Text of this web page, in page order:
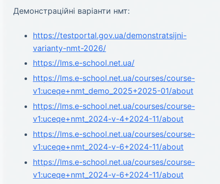
Демонстраційні варіанти нмт:
https://testportal.gov.ua/demonstratsijni-
varianty-nmt-2026/
https://lms.e-school.net.ua/
https://lms.e-school.net.ua/courses/course-
v1:uceqe+nmt_demo_2025+2025-01/about
https://lms.e-school.net.ua/courses/course-
v1:uceqe+nmt_2024-v-4+2024-11/about
https://lms.e-school.net.ua/courses/course-
v1:uceqe+nmt_2024-v-6+2024-11/about
https://lms.e-school.net.ua/courses/course-
v1:uceqe+nmt_2024-v-6+2024-11/about